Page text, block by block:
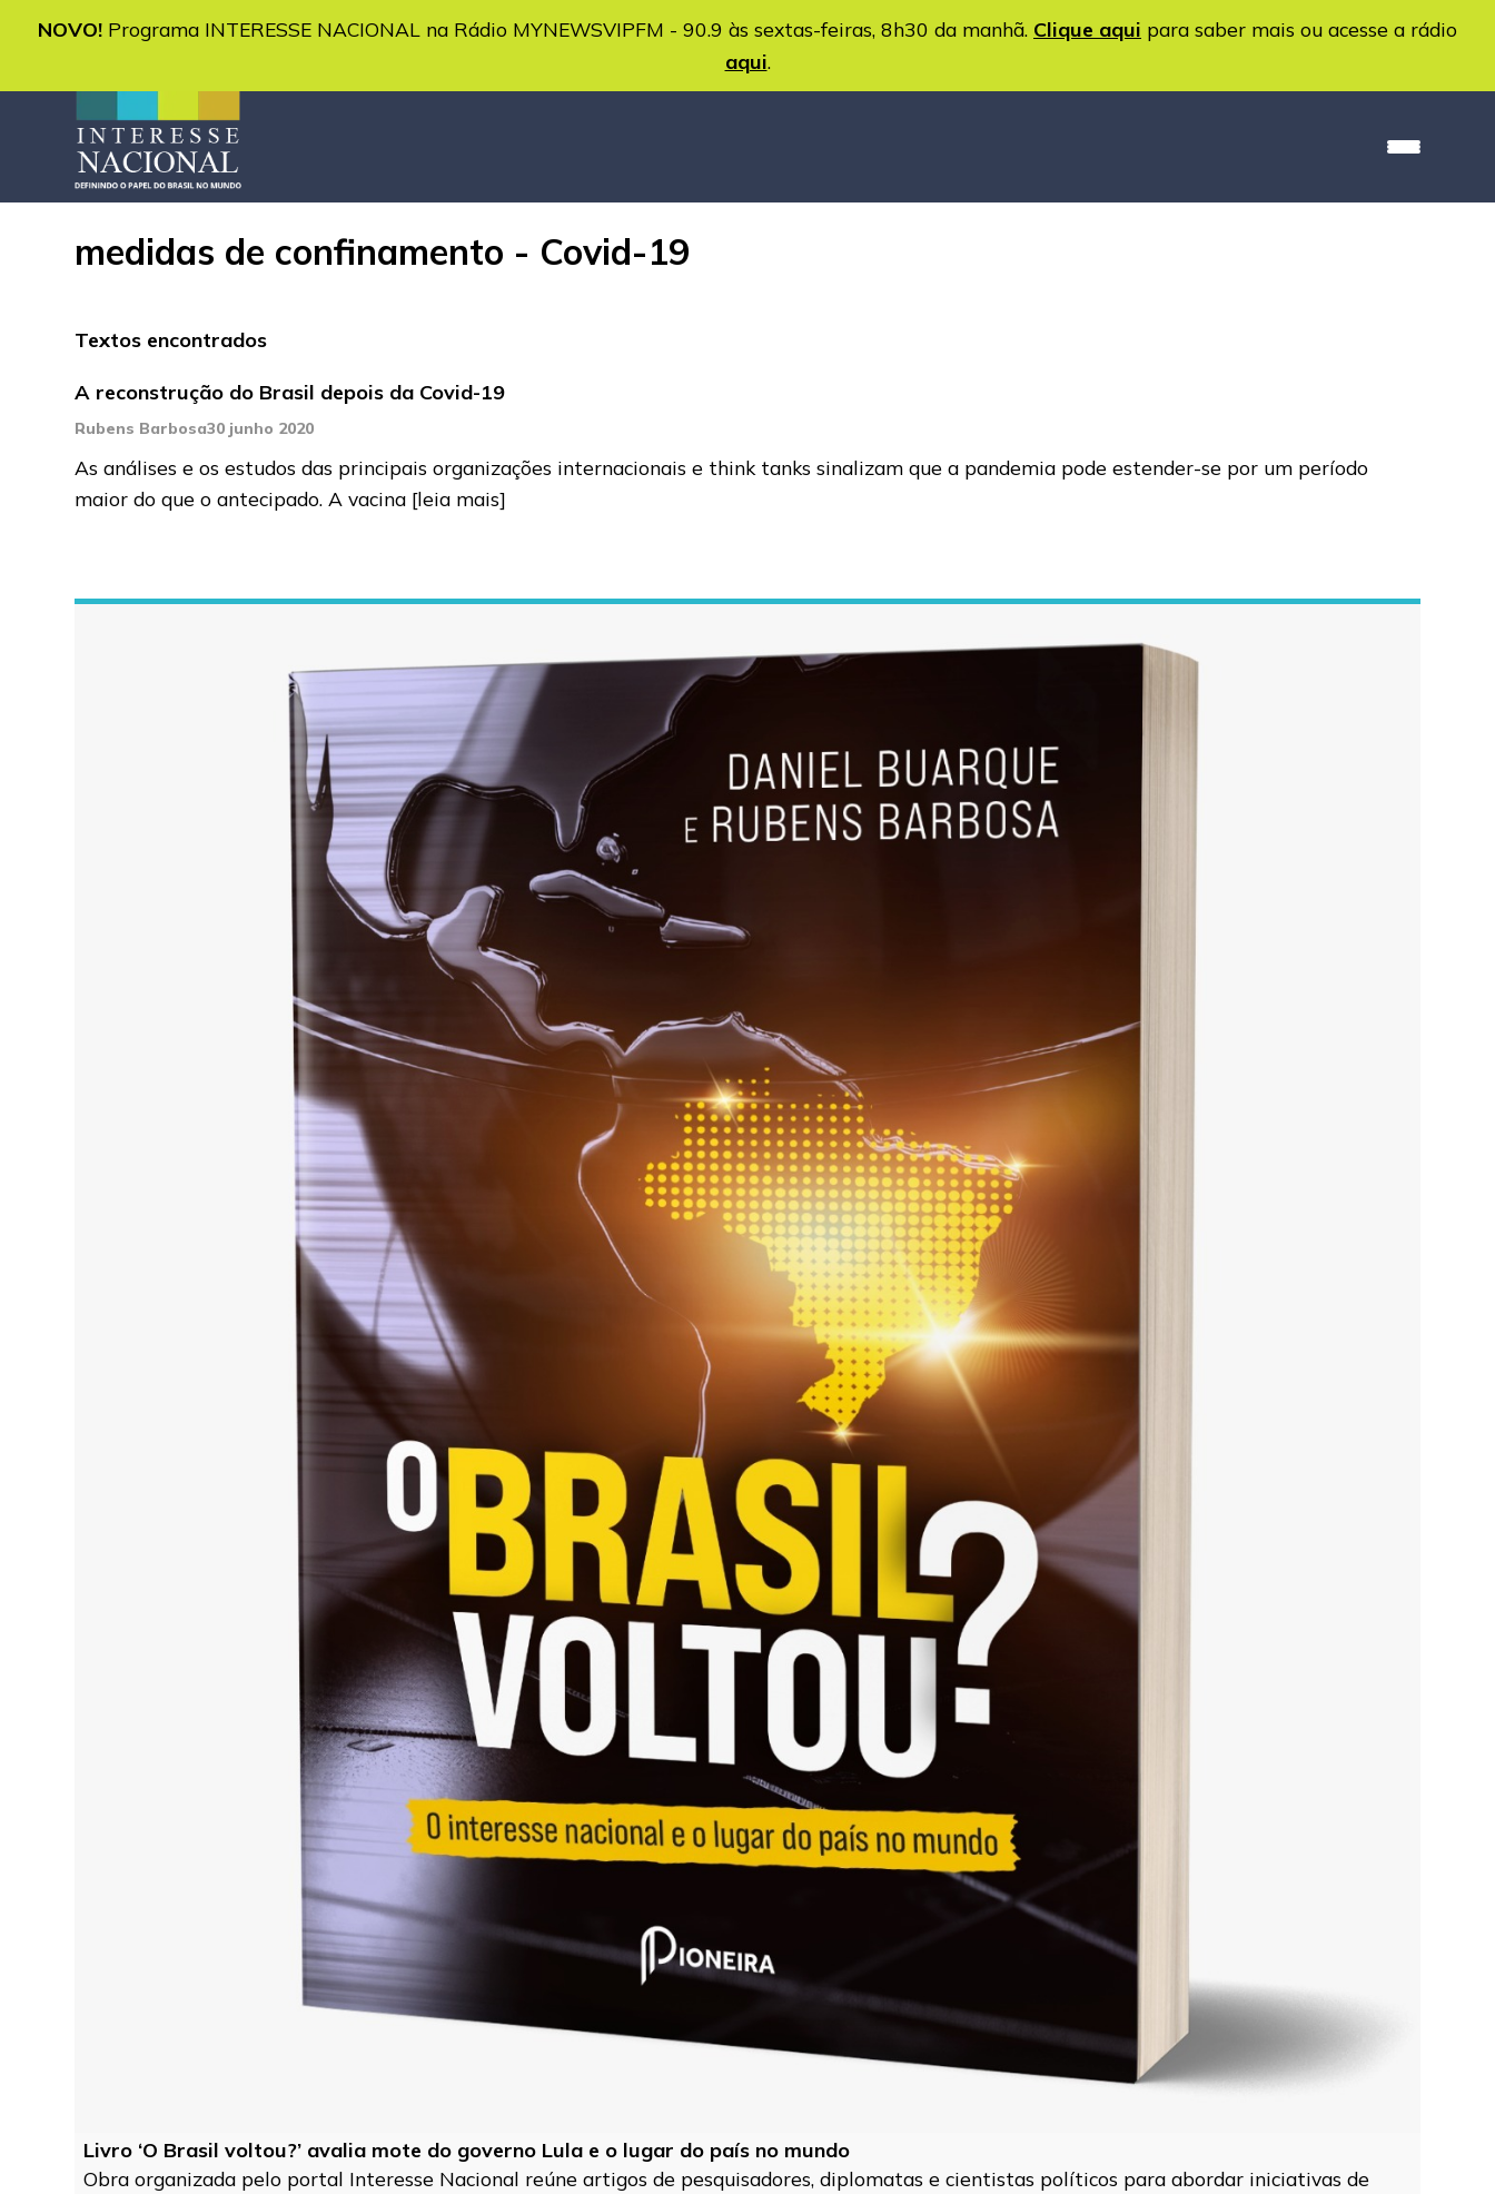
NOVO! Programa INTERESSE NACIONAL na Rádio MYNEWSVIPFM - 90.9 às sextas-feiras, 8h30 da manhã. Clique aqui para saber mais ou acesse a rádio
aqui.
medidas de confinamento - Covid-19
Textos encontrados
A reconstrução do Brasil depois da Covid-19
Rubens Barbosa30 junho 2020
As análises e os estudos das principais organizações internacionais e think tanks sinalizam que a pandemia pode estender-se por um período
maior do que o antecipado. A vacina [leia mais]
Livro ‘O Brasil voltou?’ avalia mote do governo Lula e o lugar do país no mundo
Obra organizada pelo portal Interesse Nacional reúne artigos de pesquisadores, diplomatas e cientistas políticos para abordar iniciativas de